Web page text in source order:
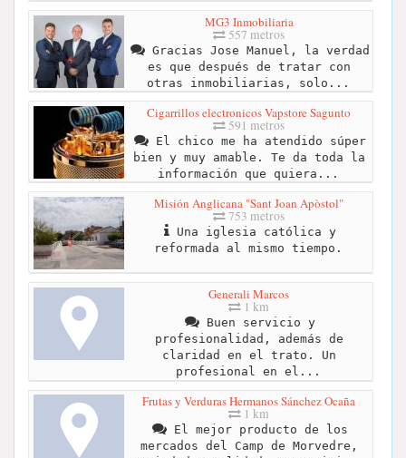
MG3 Inmobiliaria
557 metros
Gracias Jose Manuel, la verdad
es que después de tratar con
otras inmobiliarias, solo...
Cigarrillos electronicos Vapstore Sagunto
591 metros
El chico me ha atendido súper
bien y muy amable. Te da toda la
información que quiera...
Misión Anglicana "Sant Joan Apòstol"
753 metros
Una iglesia católica y
reformada al mismo tiempo.
Generali Marcos
1 km
Buen servicio y
profesionalidad, además de
claridad en el trato. Un
profesional en el...
Frutas y Verduras Hermanos Sánchez Ocaña
1 km
El mejor producto de los
mercados del Camp de Morvedre,